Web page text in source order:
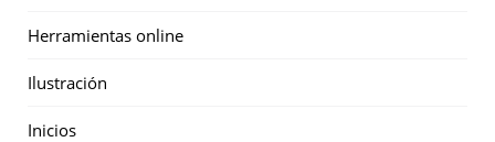
Herramientas online
Ilustración
Inicios